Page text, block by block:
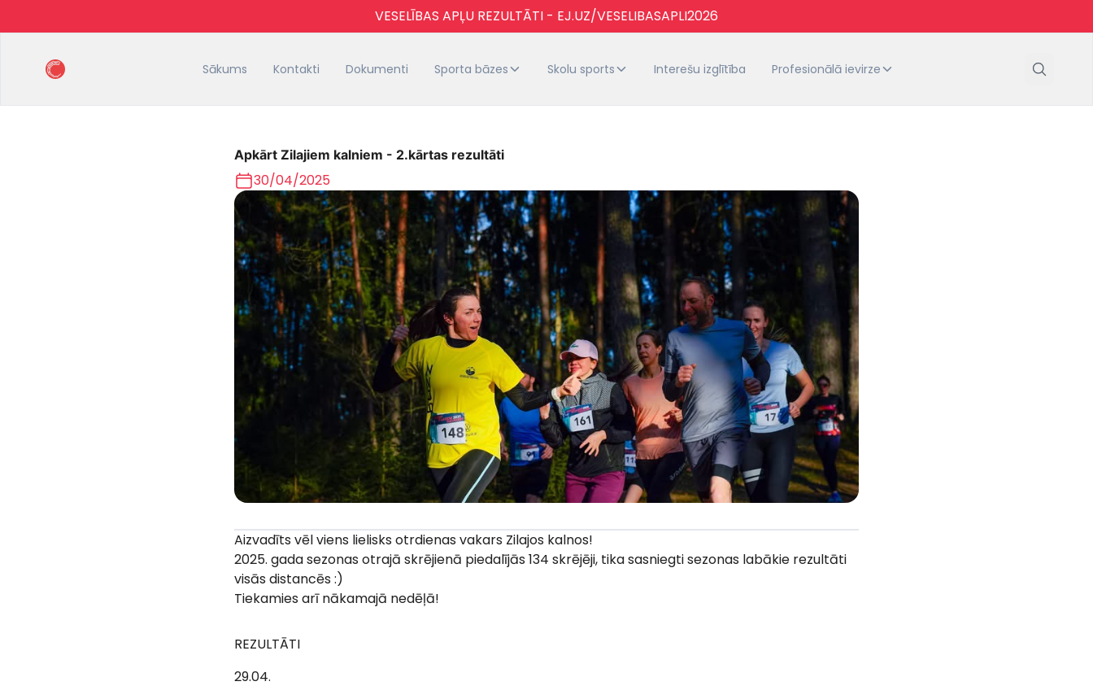
VESELĪBAS APĻU REZULTĀTI - EJ.UZ/VESELIBASAPLI2026
Sākums Kontakti Dokumenti Sporta bāzes Skolu sports Interešu izglītība Profesionālā ievirze
Apkārt Zilajiem kalniem - 2.kārtas rezultāti
30/04/2025
Aizvadīts vēl viens lielisks otrdienas vakars Zilajos kalnos!
2025. gada sezonas otrajā skrējienā piedalījās 134 skrējēji, tika sasniegti sezonas labākie rezultāti
visās distancēs :)
Tiekamies arī nākamajā nedēļā!
REZULTĀTI
29.04.